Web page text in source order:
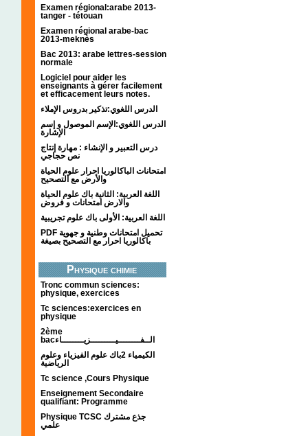
Examen régional:arabe 2013-
tanger - tétouan
Examen régional arabe-bac
2013-meknès
Bac 2013: arabe lettres-session
normale
Logiciel pour aider les
enseignants à gérer facilement
et efficacement leurs notes.
الدرس اللغوي:تذكير بدروس الإملاء
الدرس اللغوي:الإسم الموصول و إسم
الإشارة
درس التعبير و الإنشاء : مهارة إنتاج
نص حجاجي
امتحانات الباكالوريا احرار علوم الحياة
والأرض مع التصحيح
اللغة العربية: الثانية باك علوم الحياة
والارض امتحانات و فروض
اللغة العربية: الأولى باك علوم تجريبية
PDF تحميل امتحانات وطنية و جهوية
باكالوريا احرار مع التصحيح بصيغة
Physique chimie
Tronc commun sciences:
physique, exercices
Tc sciences:exercices en
physique
2ème
bacالــفــــــــيـــــــــزيــــــــاء
الكيمياء 2باك علوم الفيزياء وعلوم
الرياضية
Tc science ,Cours Physique
Enseignement Secondaire
qualifiant: Programme
Physique TCSC جذع مشترك
علمي